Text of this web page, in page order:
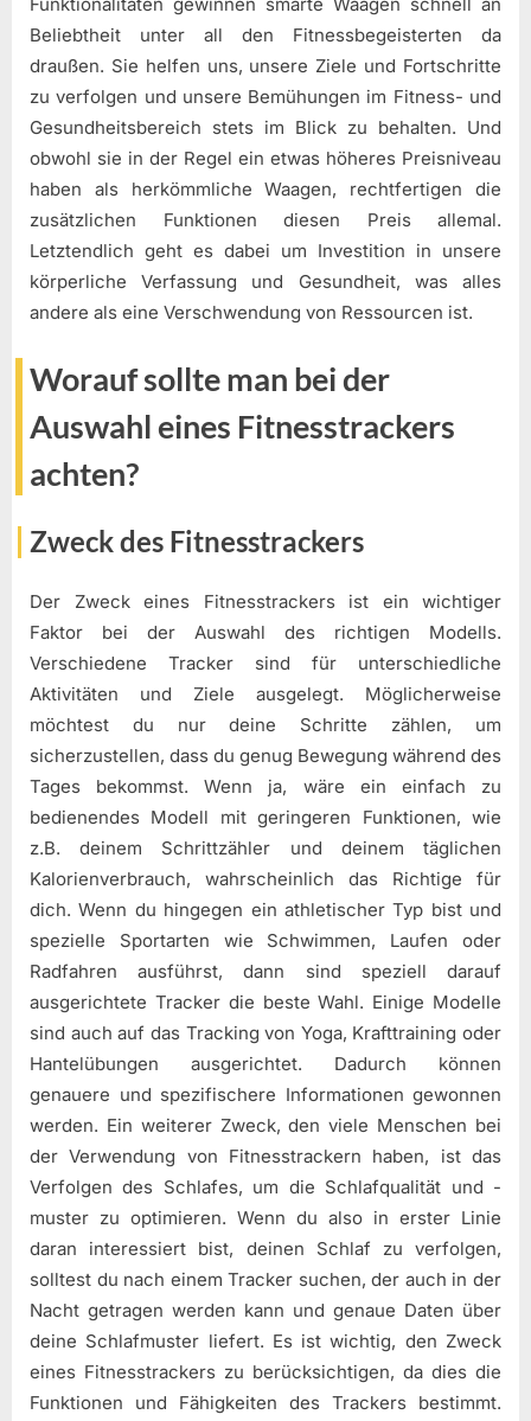
Beliebtheit unter all den Fitnessbegeisterten da
draußen. Sie helfen uns, unsere Ziele und Fortschritte
zu verfolgen und unsere Bemühungen im Fitness- und
Gesundheitsbereich stets im Blick zu behalten. Und
obwohl sie in der Regel ein etwas höheres Preisniveau
haben als herkömmliche Waagen, rechtfertigen die
zusätzlichen Funktionen diesen Preis allemal.
Letztendlich geht es dabei um Investition in unsere
körperliche Verfassung und Gesundheit, was alles
andere als eine Verschwendung von Ressourcen ist.
Worauf sollte man bei der
Auswahl eines Fitnesstrackers
achten?
Zweck des Fitnesstrackers
Der Zweck eines Fitnesstrackers ist ein wichtiger
Faktor bei der Auswahl des richtigen Modells.
Verschiedene Tracker sind für unterschiedliche
Aktivitäten und Ziele ausgelegt. Möglicherweise
möchtest du nur deine Schritte zählen, um
sicherzustellen, dass du genug Bewegung während des
Tages bekommst. Wenn ja, wäre ein einfach zu
bedienendes Modell mit geringeren Funktionen, wie
z.B. deinem Schrittzähler und deinem täglichen
Kalorienverbrauch, wahrscheinlich das Richtige für
dich. Wenn du hingegen ein athletischer Typ bist und
spezielle Sportarten wie Schwimmen, Laufen oder
Radfahren ausführst, dann sind speziell darauf
ausgerichtete Tracker die beste Wahl. Einige Modelle
sind auch auf das Tracking von Yoga, Krafttraining oder
Hantelübungen ausgerichtet. Dadurch können
genauere und spezifischere Informationen gewonnen
werden. Ein weiterer Zweck, den viele Menschen bei
der Verwendung von Fitnesstrackern haben, ist das
Verfolgen des Schlafes, um die Schlafqualität und -
muster zu optimieren. Wenn du also in erster Linie
daran interessiert bist, deinen Schlaf zu verfolgen,
solltest du nach einem Tracker suchen, der auch in der
Nacht getragen werden kann und genaue Daten über
deine Schlafmuster liefert. Es ist wichtig, den Zweck
eines Fitnesstrackers zu berücksichtigen, da dies die
Funktionen und Fähigkeiten des Trackers bestimmt.